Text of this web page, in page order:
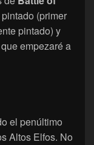
(primer
pintado) y
empezaré a
el penúltimo
Altos Elfos. No